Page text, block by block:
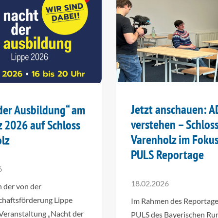
Ausbildung“ am
2026 auf Schloss
der von der
Lippe
„Nacht der
Jetzt anschauen:
verstehen –
Varenholz im
PULS Reportage
18.02.2026
Im Rahmen des
PULS des Bayerischen